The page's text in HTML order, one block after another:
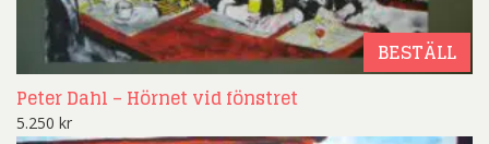
BESTÄLL
Peter Dahl – Hörnet vid fönstret
5.250 kr